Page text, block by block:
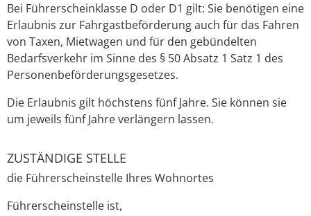
Bei Führerscheinklasse D oder D1 gilt: Sie benötigen eine
Erlaubnis zur Fahrgastbeförderung auch für das Fahren
von Taxen, Mietwagen und für den gebündelten
Bedarfsverkehr im Sinne des § 50 Absatz 1 Satz 1 des
Personenbeförderungsgesetzes.
Die Erlaubnis gilt höchstens fünf Jahre. Sie können sie
um jeweils fünf Jahre verlängern lassen.
ZUSTÄNDIGE STELLE
die Führerscheinstelle Ihres Wohnortes
Führerscheinstelle ist,